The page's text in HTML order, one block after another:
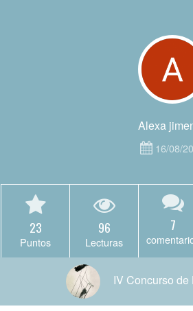
Alexa
16/08/
23
Puntos
96
Lecturas
7
IV Concurso